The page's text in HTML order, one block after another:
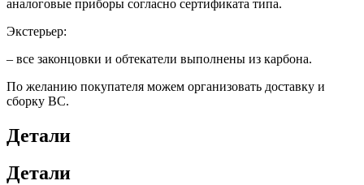
аналоговые приборы согласно сертификата типа.
Экстерьер:
– все законцовки и обтекатели выполнены из карбона.
По желанию покупателя можем организовать доставку и
сборку ВС.
Детали
Детали